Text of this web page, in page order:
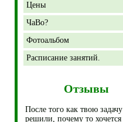
Цены
ЧаВо?
Фотоальбом
Расписание занятий.
Отзывы
После того как твою задачу
решили, почему то хочется